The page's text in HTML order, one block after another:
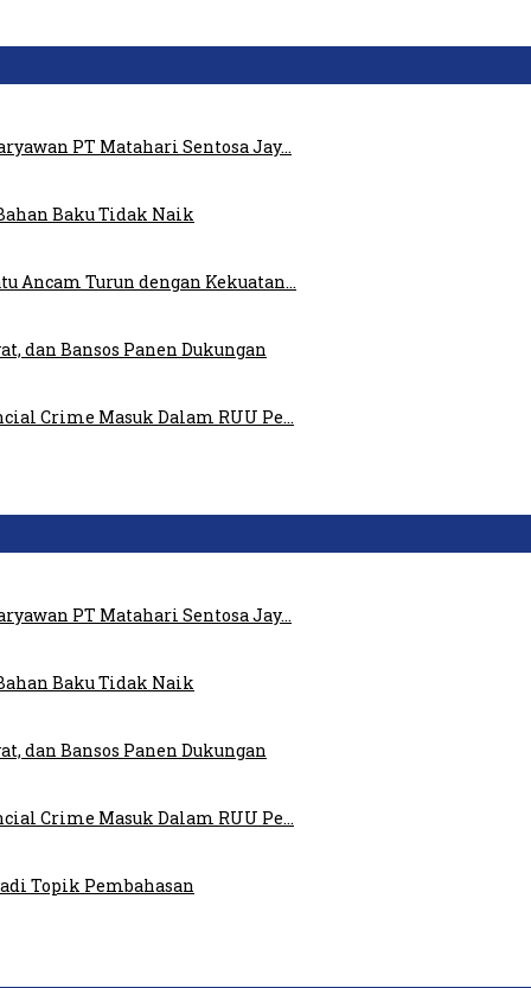
PT Matahari Sentosa Jay…
Baku Tidak Naik
Ancam Turun dengan Kekuatan…
dan Bansos Panen Dukungan
Crime Masuk Dalam RUU Pe…
PT Matahari Sentosa Jay…
Baku Tidak Naik
dan Bansos Panen Dukungan
Crime Masuk Dalam RUU Pe…
Topik Pembahasan